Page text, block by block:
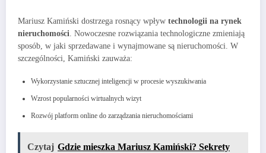
Mariusz Kamiński dostrzega rosnący wpływ technologii na rynek
nieruchomości . Nowoczesne rozwiązania technologiczne zmieniają
sposób, w jaki sprzedawane i wynajmowane są nieruchomości. W
szczególności, Kamiński zauważa:
Wykorzystanie sztucznej inteligencji w procesie wyszukiwania
Wzrost popularności wirtualnych wizyt
Rozwój platform online do zarządzania nieruchomościami
Czytaj Gdzie mieszka Mariusz Kamiński? Sekrety